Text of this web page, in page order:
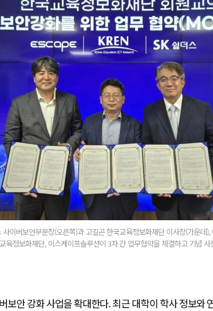
이버보안부문장(오른쪽)과 고길곤 한국교육정보화재단 이사장(가운데
육정보화재단, 이스케이프솔루션이 3자 간 업무협약을 체결하고 기념 사
보안 강화 사업을 확대한다. 최근 대학이 학사 정보와